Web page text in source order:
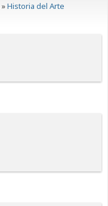
»Historia del Arte